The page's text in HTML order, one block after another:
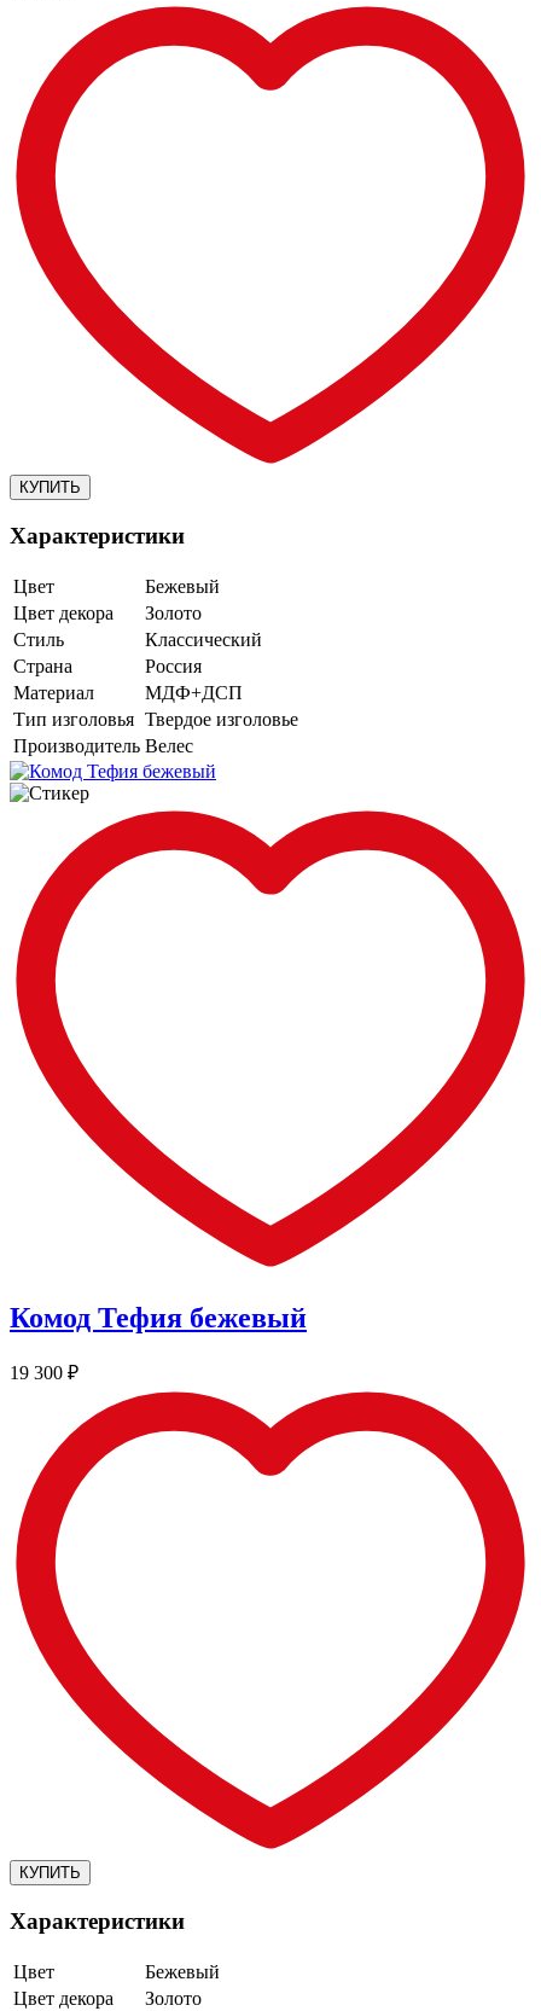
Характеристики
Цвет
Бежевый
Цвет декора
Золото
Стиль
Классический
Страна
Россия
Материал
МДФ+ДСП
Тип изголовья Твердое изголовье
Производитель Велес
Комод Тефия бежевый
19 300 ₽
Характеристики
Цвет
Бежевый
Цвет декора
Золото